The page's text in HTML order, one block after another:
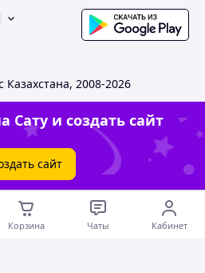
2008-2026
Сату и создать сайт
сайт
Корзина Чаты Кабинет